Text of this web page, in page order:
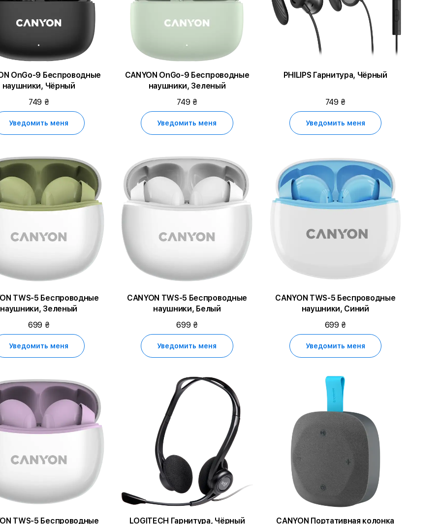
OnGo-9 Беспроводные
наушники, Чёрный
749 ₴
Уведомить меня
CANYON OnGo-9 Беспроводные
наушники, Зеленый
749 ₴
Уведомить меня
PHILIPS Гарнитура, Чёрный
749 ₴
Уведомить меня
TWS-5 Беспроводные
наушники, Зеленый
699 ₴
Уведомить меня
CANYON TWS-5 Беспроводные
наушники, Белый
699 ₴
Уведомить меня
CANYON TWS-5 Беспроводные
наушники, Синий
699 ₴
Уведомить меня
TWS-5 Беспроводные LOGITECH Гарнитура, Чёрный CANYON Портативная колонка